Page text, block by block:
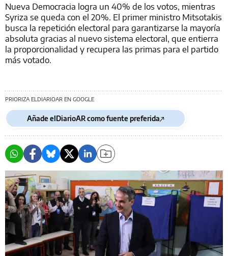
Nueva Democracia logra un 40% de los votos, mientras
Syriza se queda con el 20%. El primer ministro Mitsotakis
busca la repetición electoral para garantizarse la mayoría
absoluta gracias al nuevo sistema electoral, que entierra
la proporcionalidad y recupera las primas para el partido
más votado.
PRIORIZA ELDIARIOAR EN GOOGLE
Añade elDiarioAR como fuente preferida